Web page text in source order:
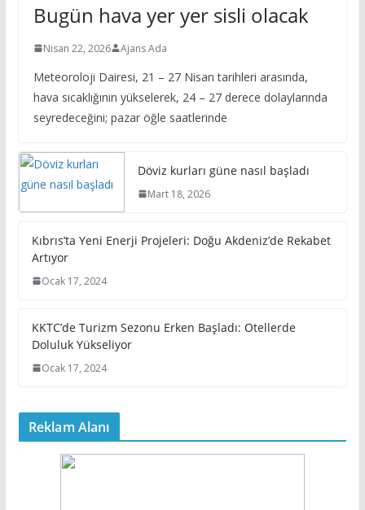
Bugün hava yer yer sisli olacak
Nisan 22, 2026 Ajans Ada
Meteoroloji Dairesi, 21 – 27 Nisan tarihleri arasında,
hava sıcaklığının yükselerek, 24 – 27 derece dolaylarında
seyredeceğini; pazar öğle saatlerinde
Döviz kurları güne nasıl başladı
Mart 18, 2026
Kıbrıs’ta Yeni Enerji Projeleri: Doğu Akdeniz’de Rekabet
Artıyor
Ocak 17, 2024
KKTC’de Turizm Sezonu Erken Başladı: Otellerde
Doluluk Yükseliyor
Ocak 17, 2024
Reklam Alanı